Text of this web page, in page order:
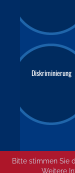
Diskriminierung
Bitte stimmen Sie
Weitere